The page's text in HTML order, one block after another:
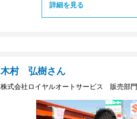
詳細を見る
木村 弘樹さん
株式会社ロイヤルオートサービス 販売部門